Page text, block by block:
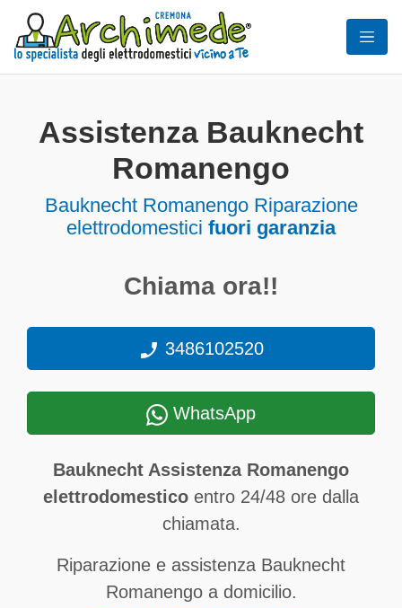
Assistenza Bauknecht
Romanengo
Bauknecht Romanengo Riparazione
elettrodomestici fuori garanzia
Chiama ora!!
3486102520
WhatsApp
Bauknecht Assistenza Romanengo
elettrodomestico entro 24/48 ore dalla
chiamata.
Riparazione e assistenza Bauknecht
Romanengo a domicilio.